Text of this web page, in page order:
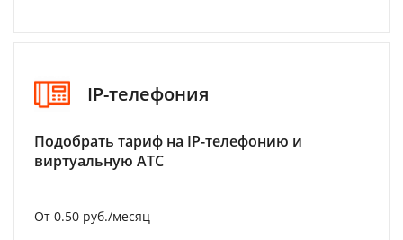
IP-телефония
Подобрать тариф на IP-телефонию и
виртуальную АТС
От 0.50 руб./месяц